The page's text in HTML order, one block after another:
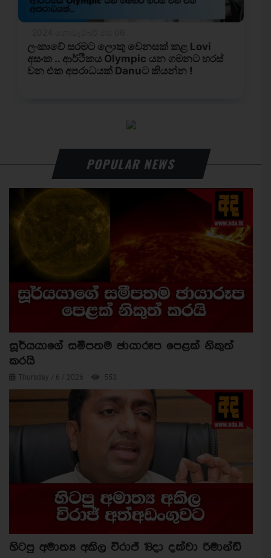
POPULAR NEWS
සූර්යයාගේ සමීපතම ඡායාරූප පෙළක් නිකුත්
කරයි
Thursday / 6 / 2026 553
හිටපු අමාත්‍ය අකිල විරාජ් 18දා දක්වා රිමාන්ඩ්